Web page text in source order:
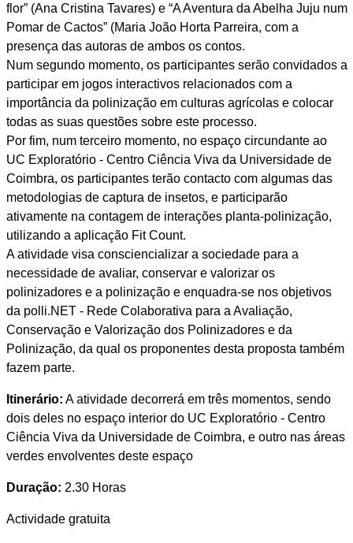
flor” (Ana Cristina Tavares) e “A Aventura da Abelha Juju num
Pomar de Cactos” (Maria João Horta Parreira, com a
presença das autoras de ambos os contos.
Num segundo momento, os participantes serão convidados a
participar em jogos interactivos relacionados com a
importância da polinização em culturas agrícolas e colocar
todas as suas questões sobre este processo.
Por fim, num terceiro momento, no espaço circundante ao
UC Exploratório - Centro Ciência Viva da Universidade de
Coimbra, os participantes terão contacto com algumas das
metodologias de captura de insetos, e participarão
ativamente na contagem de interações planta-polinização,
utilizando a aplicação Fit Count.
A atividade visa consciencializar a sociedade para a
necessidade de avaliar, conservar e valorizar os
polinizadores e a polinização e enquadra-se nos objetivos
da polli.NET - Rede Colaborativa para a Avaliação,
Conservação e Valorização dos Polinizadores e da
Polinização, da qual os proponentes desta proposta também
fazem parte.
Itinerário: A atividade decorrerá em três momentos, sendo
dois deles no espaço interior do UC Exploratório - Centro
Ciência Viva da Universidade de Coimbra, e outro nas áreas
verdes envolventes deste espaço
Duração: 2.30 Horas
Actividade gratuita